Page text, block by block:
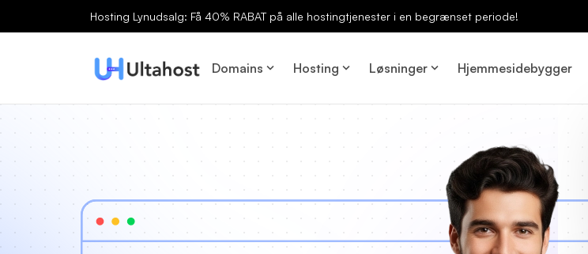
Hosting Lynudsalg: Få 40% RABAT på alle hostingtjenester i en begrænset periode!
Domains Hosting Løsninger Hjemmesidebygger